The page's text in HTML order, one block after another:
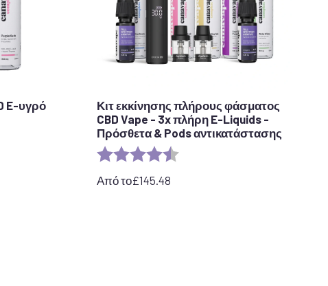
E-υγρό
Κιτ εκκίνησης πλήρους φάσματος
CBD Vape - 3x πλήρη E-Liquids -
Πρόσθετα & Pods αντικατάστασης
Αξιολόγηση:
Από το£145.48